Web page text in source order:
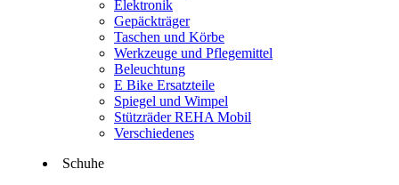
Elektronik
Gepäckträger
Taschen und Körbe
Werkzeuge und Pflegemittel
Beleuchtung
E Bike Ersatzteile
Spiegel und Wimpel
Stützräder REHA Mobil
Verschiedenes
Schuhe